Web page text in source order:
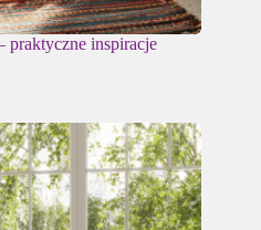
praktyczne inspiracje